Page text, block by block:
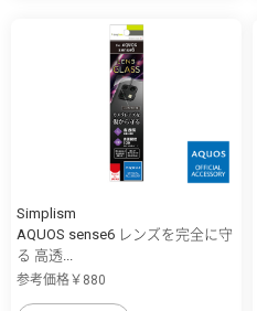
Simplism
AQUOS sense6 レンズを完全に守
る 高透...
参考価格￥880